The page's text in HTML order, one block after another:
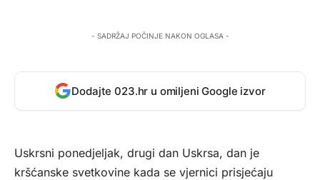
- SADRŽAJ POČINJE NAKON OGLASA -
Dodajte 023.hr u omiljeni Google izvor
Uskrsni ponedjeljak, drugi dan Uskrsa, dan je
kršćanske svetkovine kada se vjernici prisjećaju